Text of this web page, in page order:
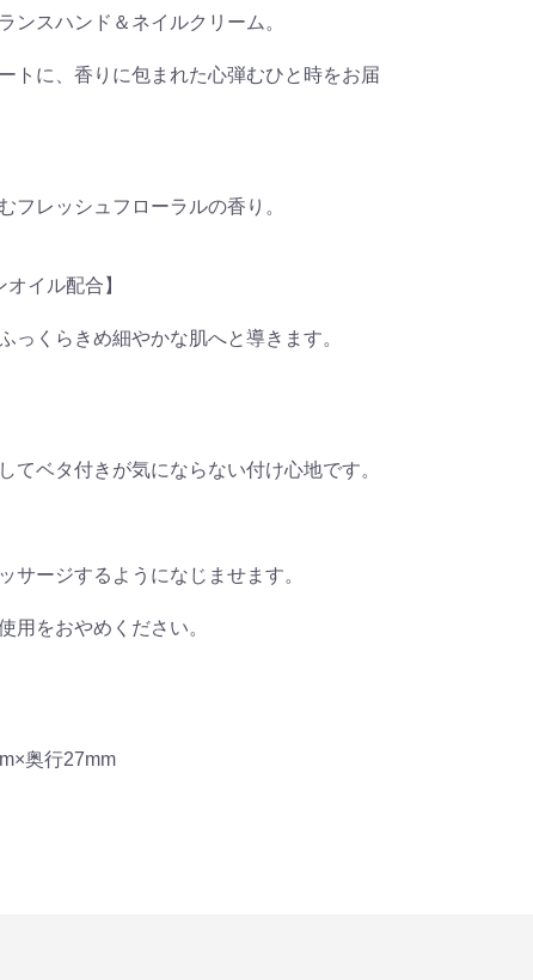
ンスハンド＆ネイルクリーム。
トに、香りに包まれた心弾むひと時をお届
フレッシュフローラルの香り。
イル配合】
っくらきめ細やかな肌へと導きます。
てベタ付きが気にならない付け心地です。
サージするようになじませます。
用をおやめください。
奥行27mm